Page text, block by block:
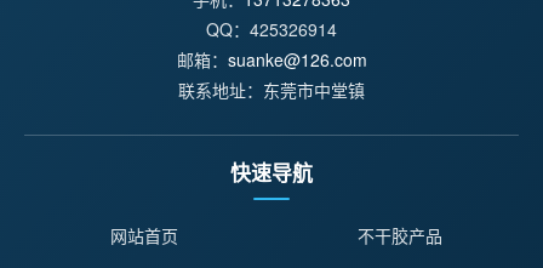
QQ：425326914
邮箱： suanke@126.com
联系地址：东莞市中堂镇
快速导航
网站首页
不干胶产品